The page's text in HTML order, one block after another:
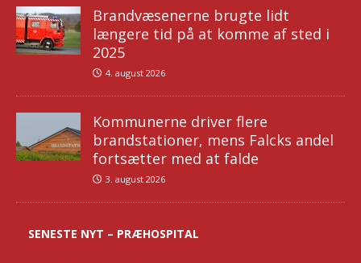
Brandvæsenerne brugte lidt
længere tid på at komme af sted i
2025
4. august 2026
Kommunerne driver flere
brandstationer, mens Falcks andel
fortsætter med at falde
3. august 2026
SENESTE NYT – PRÆHOSPITAL